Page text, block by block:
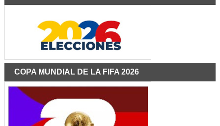
COPA MUNDIAL DE LA FIFA 2026